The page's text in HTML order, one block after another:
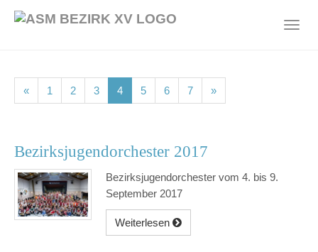
« 1 (current)
2(current)
3(current)
4(current)
5(current)
6(current)
7(current)
»
Bezirksjugendorchester 2017
Bezirksjugendorchester vom 4. bis 9.
September 2017
Weiterlesen